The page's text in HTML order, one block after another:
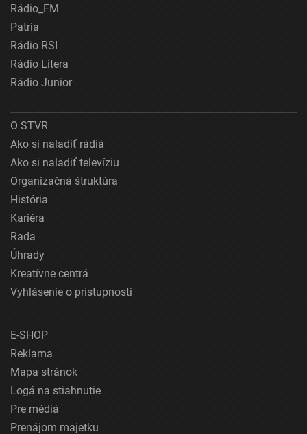
Rádio_FM
Patria
Rádio RSI
Rádio Litera
Rádio Junior
O STVR
Ako si naladiť rádiá
Ako si naladiť televíziu
Organizačná štruktúra
História
Kariéra
Rada
Úhrady
Kreatívne centrá
Vyhlásenie o prístupnosti
E-SHOP
Reklama
Mapa stránok
Logá na stiahnutie
Pre médiá
Prenájom majetku